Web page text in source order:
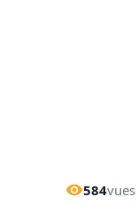
584vues